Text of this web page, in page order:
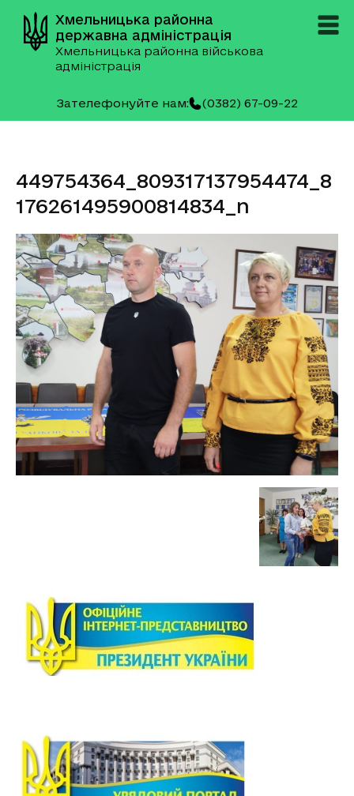
Хмельницька районна
державна адміністрація
Хмельницька районна військова
адміністрація
Зателефонуйте нам: (0382) 67-09-22
449754364_809317137954474_8
176261495900814834_n